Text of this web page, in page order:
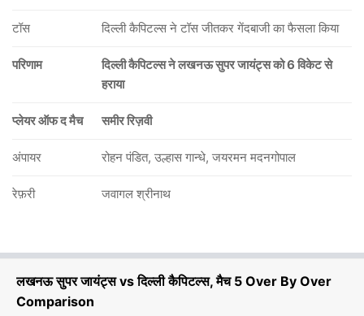
लखनऊ सुपर जायंट्स vs दिल्ली कैपिटल्स, मैच 5 Over By Over
Comparison
टॉस दिल्ली कैपिटल्स ने टॉस जीतकर गेंदबाजी का फैसला किया
परिणाम
दिल्ली कैपिटल्स ने लखनऊ सुपर जायंट्स को 6 विकेट से
हराया
प्लेयर ऑफ द मैच समीर रिज़वी
अंपायर रोहन पंडित, उल्हास गान्धे, जयरमन मदनगोपाल
रेफ़री जवागल श्रीनाथ